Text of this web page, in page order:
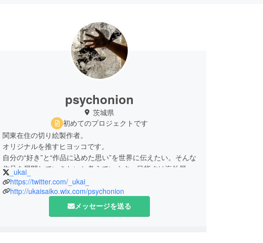
psychonion
茨城県
初めてのプロジェクトです
関東在住の切り絵製作者。
オリジナルを推すヒヨッコです。
自分の“好き”と“作品に込めた思い”を世界に伝えたい。そんな
作品を展開していきたいと考えています。目指すは海外展
示。人に魅入られるような、何かを思わせるような素敵な切
り絵を作りたいのです。
_ukai_
https://twitter.com/_ukai_
http://ukaisaiko.wix.com/psychonion
メッセージを送る